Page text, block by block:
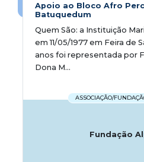
Apoio ao Bloco Afro
Batuquedum
Quem São: a Instituição
em 11/05/1977 em Feira de
anos foi representada por
Dona M...
ASSOCIAÇÃO/
Fundação